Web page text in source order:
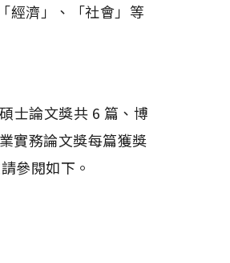
經濟」、「社會」等
士論文獎共 6 篇、博
實務論文獎每篇獲獎
參閱如下。